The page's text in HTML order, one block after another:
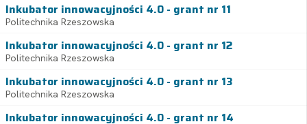
Inkubator innowacyjności 4.0 - grant nr 11
Politechnika Rzeszowska
Inkubator innowacyjności 4.0 - grant nr 12
Politechnika Rzeszowska
Inkubator innowacyjności 4.0 - grant nr 13
Politechnika Rzeszowska
Inkubator innowacyjności 4.0 - grant nr 14